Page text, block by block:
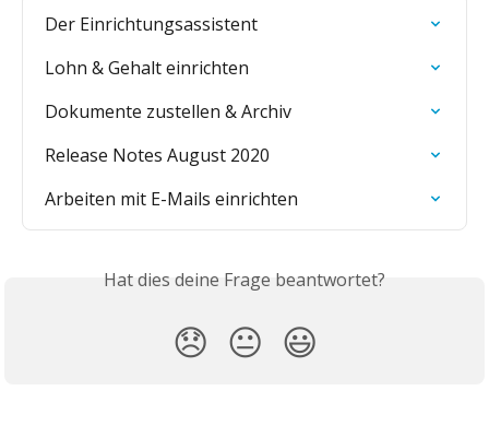
Der Einrichtungsassistent
Lohn & Gehalt einrichten
Dokumente zustellen & Archiv
Release Notes August 2020
Arbeiten mit E-Mails einrichten
Hat dies deine Frage beantwortet?
😞 😐 😃